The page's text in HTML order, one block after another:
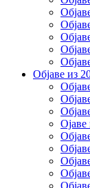
Објаве из